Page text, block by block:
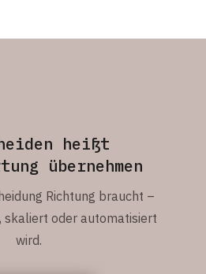
heißt
übernehmen
Richtung braucht –
skaliert oder automatisiert
wird.